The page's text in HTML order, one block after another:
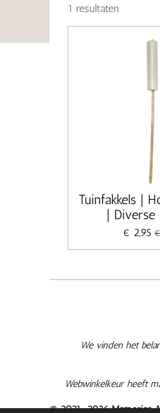
1 resultaten
Tuinfakkels |
| Diverse
€ 2,95
We vinden het
Webwinkelkeur heeft
© 2021-2026 Memories